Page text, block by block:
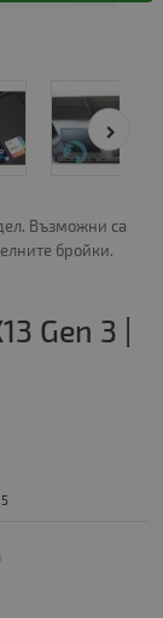
Възможни са
бройки.
Gen 3 |